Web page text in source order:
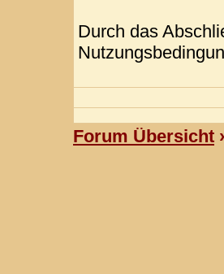
Durch das
Forum Übersicht